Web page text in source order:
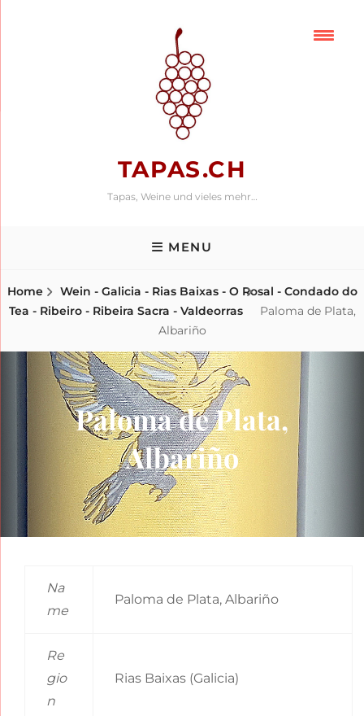
TAPAS.CH
Tapas, Weine und vieles mehr…
MENU
Home
Wein - Galicia - Rias Baixas - O Rosal - Condado do
Tea - Ribeiro - Ribeira Sacra - Valdeorras
Paloma de Plata,
Albariño
Paloma de Plata,
Albariño
Na
me
Paloma de Plata, Albariño
Re
gio
n
Rias Baixas (Galicia)